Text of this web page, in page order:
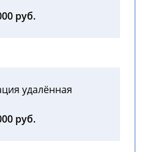
руб.
удалённая
руб.